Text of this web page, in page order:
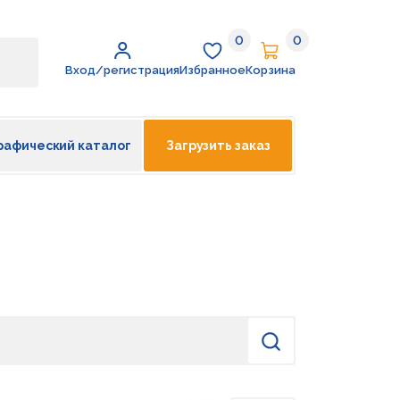
Вход/регистрация
Избранное
0
Избранное
Корзина
0
Корзина
каталог Загрузить заказ
Найти